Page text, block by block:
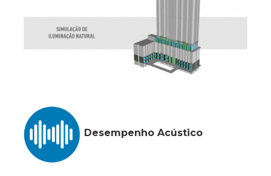
Desempenho Acústico